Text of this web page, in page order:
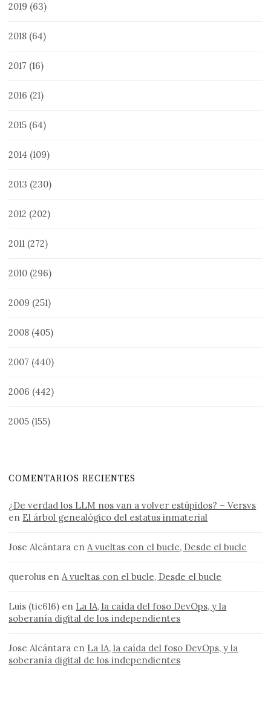
2019 (63)
2018 (64)
2017 (16)
2016 (21)
2015 (64)
2014 (109)
2013 (230)
2012 (202)
2011 (272)
2010 (296)
2009 (251)
2008 (405)
2007 (440)
2006 (442)
2005 (155)
COMENTARIOS RECIENTES
¿De verdad los LLM nos van a volver estúpidos? – Versvs
en El árbol genealógico del estatus inmaterial
Jose Alcántara enA vueltas con el bucle, Desde el bucle
querolus enA vueltas con el bucle, Desde el bucle
Luis (tic616) en La IA, la caída del foso DevOps, y la
soberanía digital de los independientes
Jose Alcántara en La IA, la caída del foso DevOps, y la
soberanía digital de los independientes